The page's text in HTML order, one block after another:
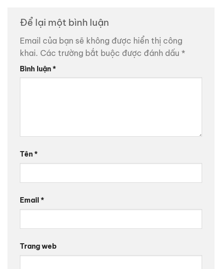
Để lại một bình luận
Email của bạn sẽ không được hiển thị công
khai. Các trường bắt buộc được đánh dấu *
Bình luận*
Tên*
Email *
Trang web